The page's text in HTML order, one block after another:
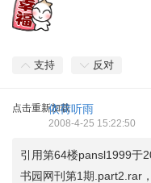
支持 反对
点击重新加载依荷听雨
2008-4-25 15:22:50
引用第64楼pansl1999于
书园网刊第1期.part2.rar